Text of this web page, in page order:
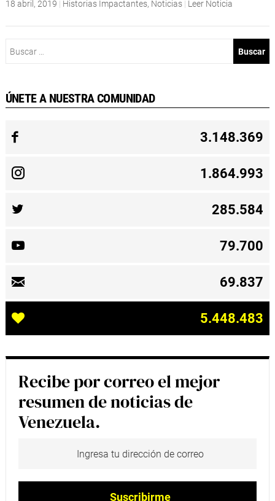
18 abril, 2019 | Historias Impactantes, Noticias | Leer Noticia
ÚNETE A NUESTRA COMUNIDAD
3.148.369
1.864.993
285.584
79.700
69.837
5.448.483
Recibe por correo el mejor
resumen de noticias de
Venezuela.